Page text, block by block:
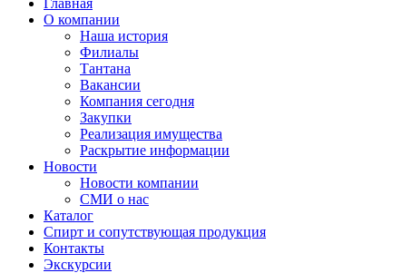
Главная
О компании
Наша история
Филиалы
Тантана
Вакансии
Компания сегодня
Закупки
Реализация имущества
Раскрытие информации
Новости
Новости компании
СМИ о нас
Каталог
Спирт и сопутствующая продукция
Контакты
Экскурсии